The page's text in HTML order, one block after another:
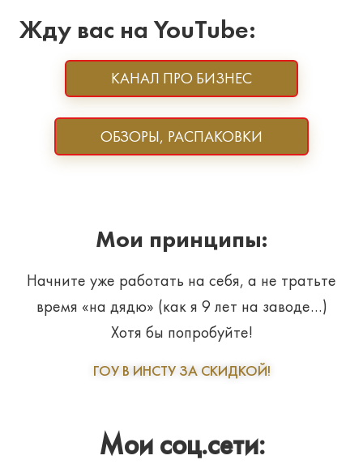
Жду вас на YouTube:
КАНАЛ ПРО БИЗНЕС
ОБЗОРЫ, РАСПАКОВКИ
Мои принципы:
Начните уже работать на себя, а не тратьте
время «на дядю» (как я 9 лет на заводе…)
Хотя бы попробуйте!
ГОУ В ИНСТУ ЗА СКИДКОЙ!
Мои соц.сети: